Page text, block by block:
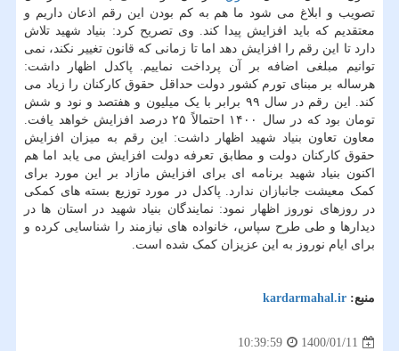
تصویب و ابلاغ می شود ما هم به کم بودن این رقم اذعان داریم و
معتقدیم که باید افزایش پیدا کند. وی تصریح کرد: بنیاد شهید تلاش
دارد تا این رقم را افزایش دهد اما تا زمانی که قانون تغییر نکند، نمی
توانیم مبلغی اضافه بر آن پرداخت نماییم. پاکدل اظهار داشت:
هرساله بر مبنای تورم کشور دولت حداقل حقوق کارکنان را زیاد می
کند. این رقم در سال ۹۹ برابر با یک میلیون و هفتصد و نود و شش
تومان بود که در سال ۱۴۰۰ احتمالاً ۲۵ درصد افزایش خواهد یافت.
معاون تعاون بنیاد شهید اظهار داشت: این رقم به میزان افزایش
حقوق کارکنان دولت و مطابق تعرفه دولت افزایش می یابد اما هم
اکنون بنیاد شهید برنامه ای برای افزایش مازاد بر این مورد برای
کمک معیشت جانبازان ندارد. پاکدل در مورد توزیع بسته های کمکی
در روزهای نوروز اظهار نمود: نمایندگان بنیاد شهید در استان ها در
دیدارها و طی طرح سپاس، خانواده های نیازمند را شناسایی کرده و
برای ایام نوروز به این عزیزان کمک شده است.
منبع: kardarmahal.ir
1400/01/11
10:39:59